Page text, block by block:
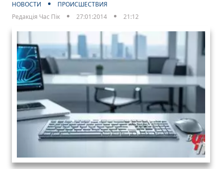
НОВОСТИ
ПРОИСШЕСТВИЯ
Редакція Час Пік
27:01:2014 21:12